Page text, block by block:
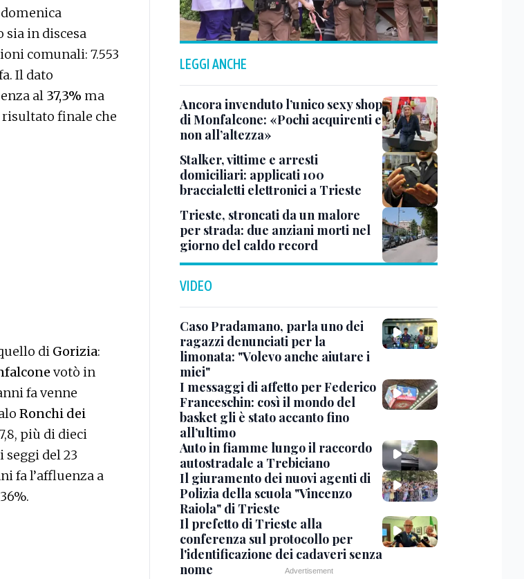
sia in discesa
comunali: 7.553
Il dato
al 37,3% ma
risultato finale che
di Gorizia:
votò in
fa venne
Ronchi dei
più di dieci
del 23
fa l’affluenza a
LEGGI ANCHE
Ancora invenduto l’unico sexy shop
di Monfalcone: «Pochi acquirenti e
non all’altezza»
Stalker, vittime e arresti
domiciliari: applicati 100
braccialetti elettronici a Trieste
Trieste, stroncati da un malore
per strada: due anziani morti nel
giorno del caldo record
VIDEO
Caso Pradamano, parla uno dei
ragazzi denunciati per la
limonata: "Volevo anche aiutare i
miei"
I messaggi di affetto per Federico
Franceschin: così il mondo del
basket gli è stato accanto fino
all’ultimo
Auto in fiamme lungo il raccordo
autostradale a Trebiciano
Il giuramento dei nuovi agenti di
Polizia della scuola "Vincenzo
Raiola" di Trieste
Il prefetto di Trieste alla
conferenza sul protocollo per
l'identificazione dei cadaveri senza
nome